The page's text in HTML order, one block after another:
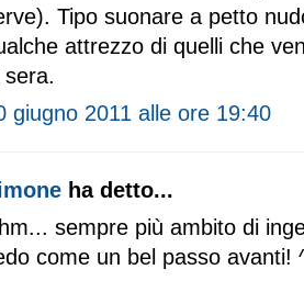
Tipo suonare a petto
attrezzo di quelli che
sera.
giugno 2011 alle ore 19:40
ha detto...
sempre più ambito di
come un bel passo avanti!